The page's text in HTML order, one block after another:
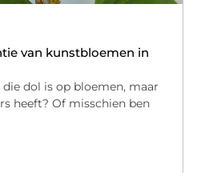
van kunstbloemen in
dol is op bloemen, maar
heeft? Of misschien ben